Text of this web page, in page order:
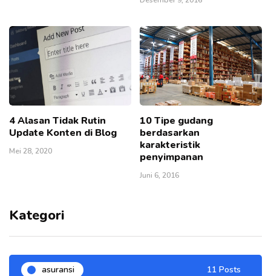
4 Alasan Tidak Rutin
Update Konten di Blog
Mei 28, 2020
10 Tipe gudang
berdasarkan
karakteristik
penyimpanan
Juni 6, 2016
Kategori
asuransi 11 Posts